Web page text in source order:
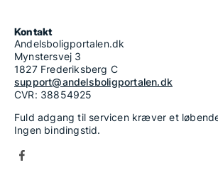
Kontakt
Andelsboligportalen.dk
Mynstersvej 3
1827 Frederiksberg C
support@andelsboligportalen.dk
CVR: 38854925
Fuld adgang til servicen kræver et
Ingen bindingstid.